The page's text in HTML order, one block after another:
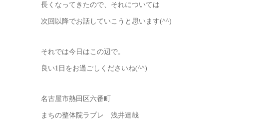
長くなってきたので、それについては
次回以降でお話していこうと思います(^^)
それでは今日はこの辺で。
良い1日をお過ごしくださいね(^^)
名古屋市熱田区六番町
まちの整体院ラプレ 浅井達哉